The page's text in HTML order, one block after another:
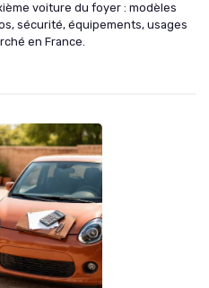
voiture du foyer : modèles
sécurité, équipements, usages
en France.